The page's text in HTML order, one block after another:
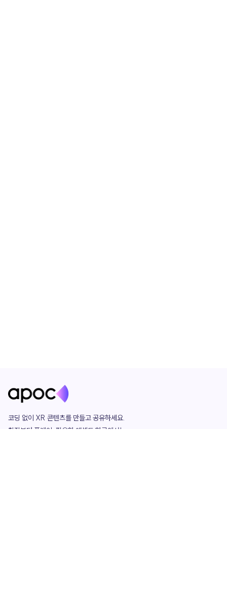
코딩 없이 XR 콘텐츠를 만들고 공유하세요.
창작부터 플레이, 필요한 애셋도 한곳에서!